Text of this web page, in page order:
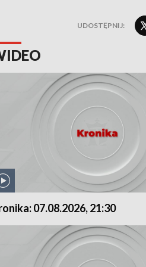
UDOSTĘPNIJ:
07.08.2026, 21:30